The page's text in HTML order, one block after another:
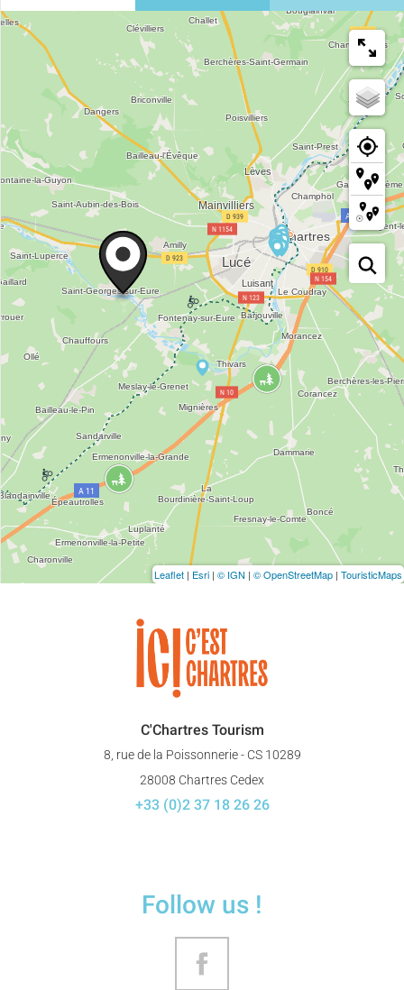
Leaflet | Esri | © IGN | © OpenStreetMap | TouristicMaps
C'Chartres Tourism
8, rue de la Poissonnerie - CS 10289
28008 Chartres Cedex
+33 (0)2 37 18 26 26
Follow us !